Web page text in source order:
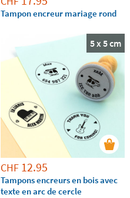
Tampon encreur mariage rond
5 x 5 cm
CHF 12.95
Tampons encreurs en bois avec
texte en arc de cercle